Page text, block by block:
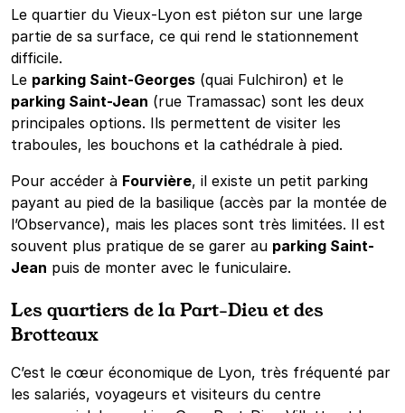
Le quartier du Vieux-Lyon est piéton sur une large
partie de sa surface, ce qui rend le stationnement
difficile.
Le parking Saint-Georges (quai Fulchiron) et le
parking Saint-Jean (rue Tramassac) sont les deux
principales options. Ils permettent de visiter les
traboules, les bouchons et la cathédrale à pied.
Pour accéder à Fourvière, il existe un petit parking
payant au pied de la basilique (accès par la montée de
l’Observance), mais les places sont très limitées. Il est
souvent plus pratique de se garer au parking Saint-
Jean puis de monter avec le funiculaire.
Les quartiers de la Part-Dieu et des
Brotteaux
C’est le cœur économique de Lyon, très fréquenté par
les salariés, voyageurs et visiteurs du centre